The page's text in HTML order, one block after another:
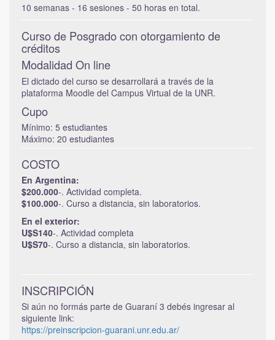
10 semanas - 16 sesiones - 50 horas en total.
Curso de Posgrado con otorgamiento de
créditos
Modalidad On line
El dictado del curso se desarrollará a través de la
plataforma Moodle del Campus Virtual de la UNR.
Cupo
Mínimo: 5 estudiantes
Máximo: 20 estudiantes
COSTO
En Argentina:
$200.000-. Actividad completa.
$100.000-. Curso a distancia, sin laboratorios.
En el exterior:
U$S140-. Actividad completa
U$S70-. Curso a distancia, sin laboratorios.
INSCRIPCIÓN
Si aún no formás parte de Guaraní 3 debés ingresar al
siguiente link:
https://preinscripcion-guarani.unr.edu.ar/